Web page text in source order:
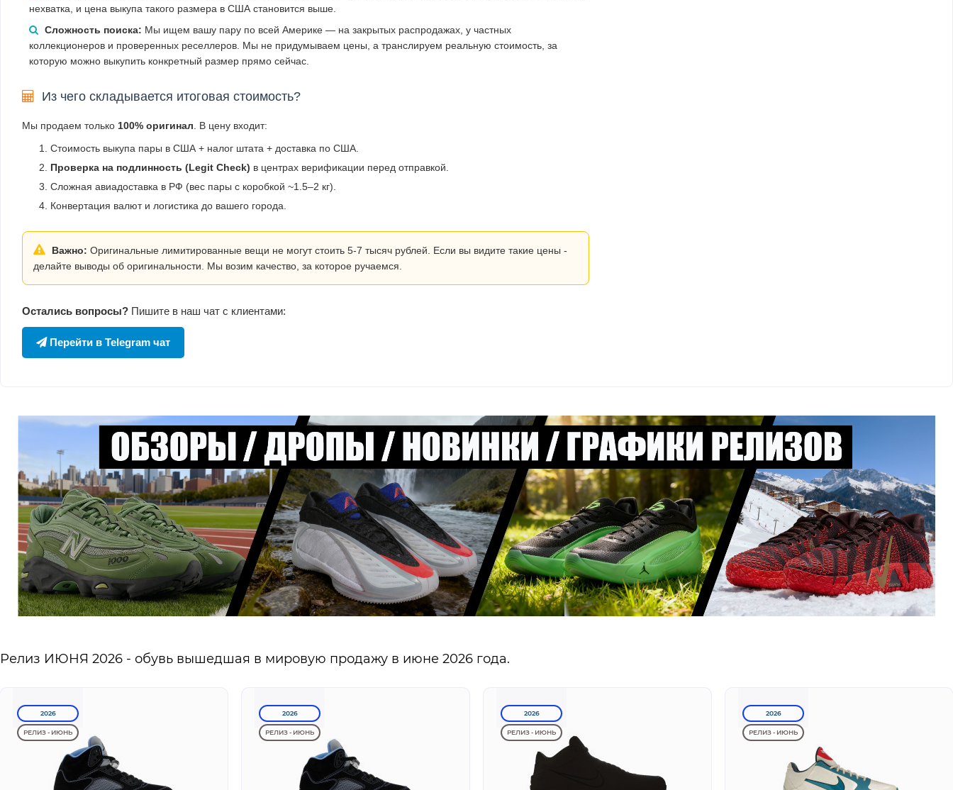
нехватка, и цена выкупа такого размера в США становится выше.
Сложность поиска: Мы ищем вашу пару по всей Америке — на закрытых распродажах, у частных
коллекционеров и проверенных реселлеров. Мы не придумываем цены, а транслируем реальную стоимость, за
которую можно выкупить конкретный размер прямо сейчас.
Из чего складывается итоговая стоимость?
Мы продаем только 100% оригинал . В цену входит:
Стоимость выкупа пары в США + налог штата + доставка по США.
Проверка на подлинность (Legit Check) в центрах верификации перед отправкой.
Сложная авиадоставка в РФ (вес пары с коробкой ~1.5–2 кг).
Конвертация валют и логистика до вашего города.
Важно: Оригинальные лимитированные вещи не могут стоить 5-7 тысяч рублей. Если вы видите такие цены -
делайте выводы об оригинальности. Мы возим качество, за которое ручаемся.
Остались вопросы? Пишите в наш чат с клиентами:
Перейти в Telegram чат
Релиз ИЮНЯ 2026 - обувь вышедшая в мировую продажу в июне 2026 года.
2026
РЕЛИЗ - ИЮНЬ
2026
РЕЛИЗ - ИЮНЬ
2026
РЕЛИЗ - ИЮНЬ
2026
РЕЛИЗ - ИЮНЬ